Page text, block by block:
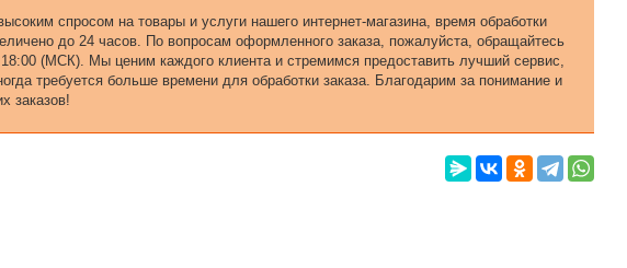
спросом на товары и услуги нашего интернет-магазина, время обработки
до 24 часов. По вопросам оформленного заказа, пожалуйста, обращайтесь
(МСК). Мы ценим каждого клиента и стремимся предоставить лучший сервис,
требуется больше времени для обработки заказа. Благодарим за понимание и
заказов!